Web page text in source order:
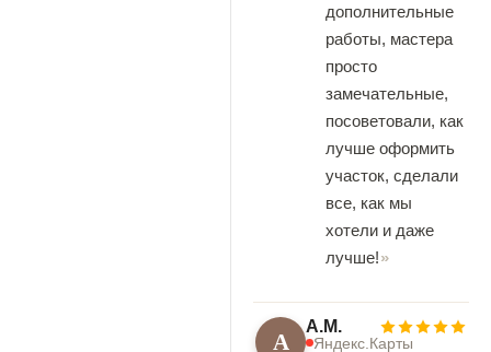
дополнительные
работы, мастера
просто
замечательные,
посоветовали, как
лучше оформить
участок, сделали
все, как мы
хотели и даже
лучше!
А А.М.
Яндекс.Карты